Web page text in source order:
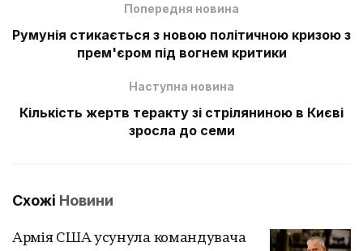
Попередня новина
Румунія стикається з новою політичною кризою з
прем'єром під вогнем критики
Наступна новина
Кількість жертв теракту зі стріляниною в Києві
зросла до семи
Схожі Новини
Армія США усунула командувача